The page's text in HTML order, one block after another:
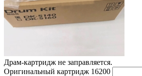
Драм-картридж не заправляется.
Оригинальный картридж 16200